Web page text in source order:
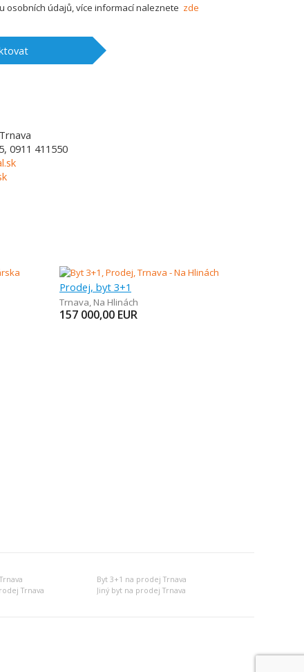
osobních údajů, více informací naleznete zde
Trnava
0911 411550
Prodej, byt 3+1
Trnava, Na Hlinách
157 000,00 EUR
Byt 3+1 na prodej Trnava
Trnava Jiný byt na prodej Trnava